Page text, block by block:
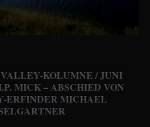
KOLUMNE / JUNI
MICK – ABSCHIED VON
ERFINDER MICHAEL